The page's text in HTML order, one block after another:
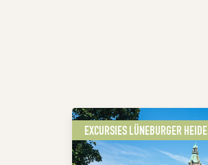
EXCURSIES LÜNEBURGER HEIDE